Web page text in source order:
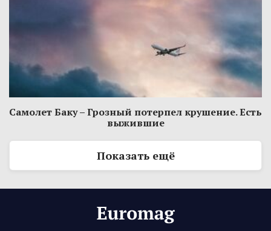
Самолет Баку – Грозный потерпел крушение. Есть
выжившие
Показать ещё